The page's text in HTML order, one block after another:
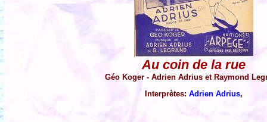
Au coin de la rue
Géo Koger - Adrien Adrius et Raymond
Interprètes: Adrien Adrius,